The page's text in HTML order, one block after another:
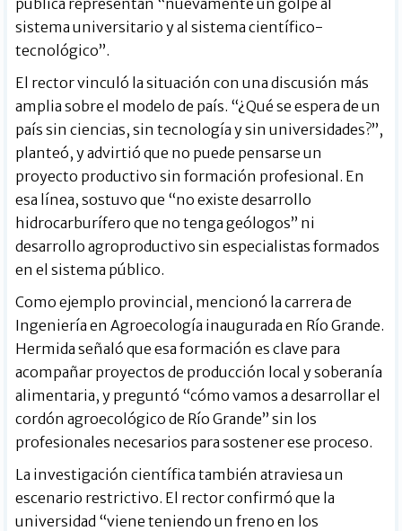
sistema universitario y al sistema científico-
tecnológico”.
El rector vinculó la situación con una discusión más
amplia sobre el modelo de país. “¿Qué se espera de un
país sin ciencias, sin tecnología y sin universidades?”,
planteó, y advirtió que no puede pensarse un
proyecto productivo sin formación profesional. En
esa línea, sostuvo que “no existe desarrollo
hidrocarburífero que no tenga geólogos” ni
desarrollo agroproductivo sin especialistas formados
en el sistema público.
Como ejemplo provincial, mencionó la carrera de
Ingeniería en Agroecología inaugurada en Río Grande.
Hermida señaló que esa formación es clave para
acompañar proyectos de producción local y soberanía
alimentaria, y preguntó “cómo vamos a desarrollar el
cordón agroecológico de Río Grande” sin los
profesionales necesarios para sostener ese proceso.
La investigación científica también atraviesa un
escenario restrictivo. El rector confirmó que la
universidad “viene teniendo un freno en los